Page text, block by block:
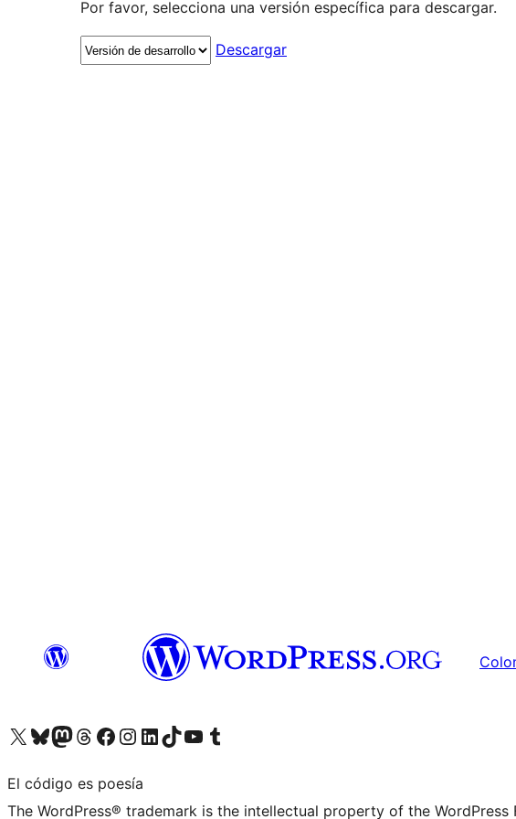
Por favor, selecciona una versión específica para descargar.
Descargar
Visita nuestra cuenta de X (anteriormente Twitter)
Visita nuestra cuenta de Bluesky
Visita nuestra cuenta de Mastodon
Visita nuestra cuenta de Threads
Visita nuestra página de Facebook
Visita nuestra cuenta de Instagram
Visita nuestra cuenta de LinkedIn
Visita nuestra cuenta de TikTok
Visita nuestro canal de YouTube
Visita nuestra cuenta de Tumblr
El código es poesía
The WordPress® trademark is the intellectual property of the WordPress